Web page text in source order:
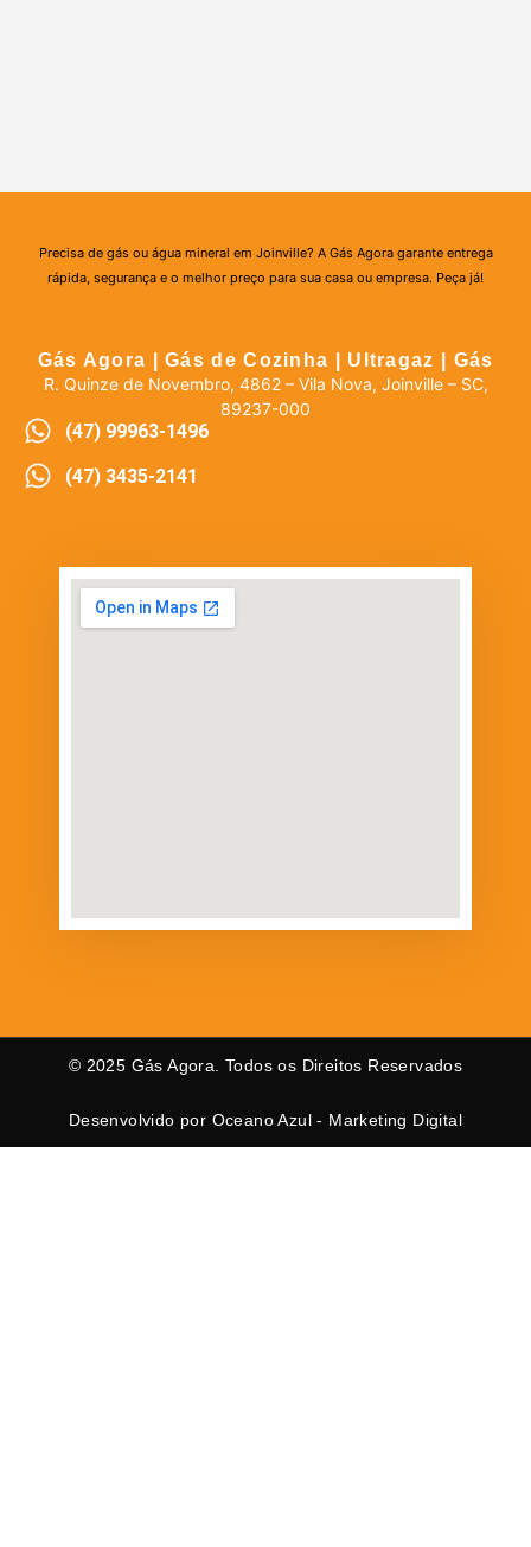
Precisa de gás ou água mineral em Joinville? A Gás Agora garante entrega
rápida, segurança e o melhor preço para sua casa ou empresa. Peça já!
Gás Agora | Gás de Cozinha | Ultragaz | Gás
R. Quinze de Novembro, 4862 – Vila Nova, Joinville – SC,
89237-000
(47) 99963-1496
(47) 3435-2141
© 2025 Gás Agora. Todos os Direitos Reservados
Desenvolvido por Oceano Azul - Marketing Digital